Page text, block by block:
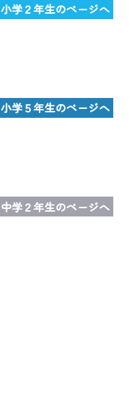
小学２年生のページへ
小学５年生のページへ
中学２年生のページへ